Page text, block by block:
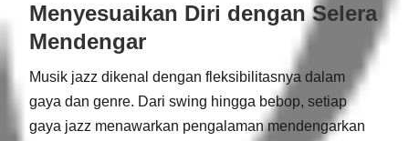
Menyesuaikan Diri dengan Selera
Mendengar
Musik jazz dikenal dengan fleksibilitasnya dalam
gaya dan genre. Dari swing hingga bebop, setiap
gaya jazz menawarkan pengalaman mendengarkan